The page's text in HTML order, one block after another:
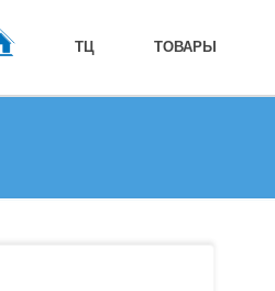
ТЦ ТОВАРЫ